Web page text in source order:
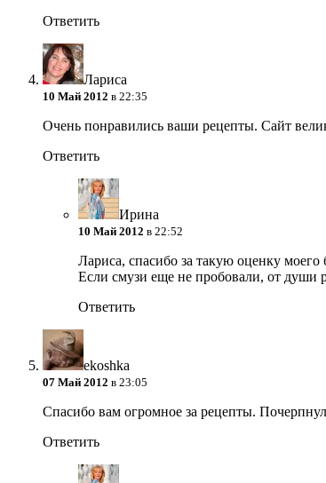
Ответить
Лариса
10 Май 2012 в 22:35
Очень понравились ваши рецепты. Сайт
Ответить
Ирина
10 Май 2012 в 22:52
Лариса, спасибо за такую оценку моего
Если смузи еще не пробовали, от души
Ответить
ekoshka
07 Май 2012 в 23:05
Спасибо вам огромное за рецепты.
Ответить